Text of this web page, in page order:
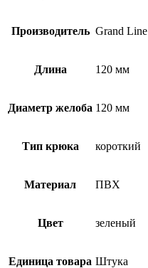
Производитель Grand Line
Длина 120 мм
Диаметр желоба 120 мм
Тип крюка короткий
Материал ПВХ
Цвет зеленый
Единица товара Штука